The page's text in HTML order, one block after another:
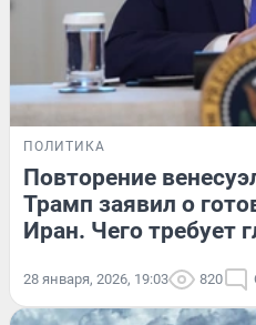
ПОЛИТИКА
Повторение
Трамп заявил о
Иран. Чего требует
28 января, 2026, 19:03 820